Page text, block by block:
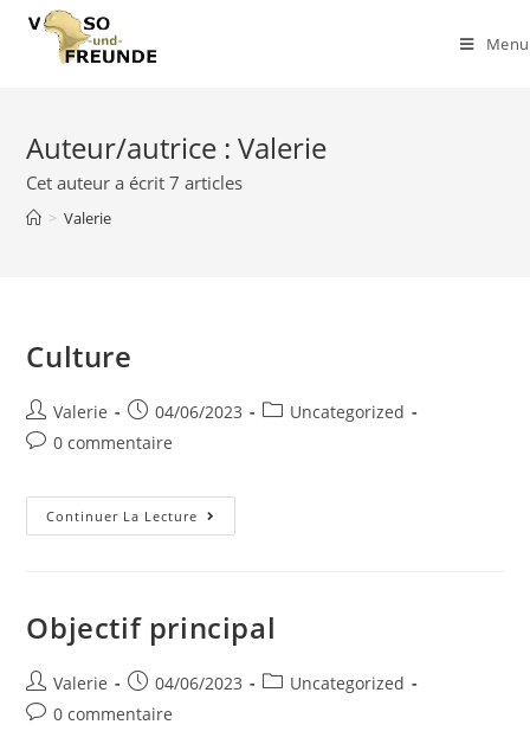
Skip
Menu
Auteur/autrice :Valerie
Cet auteur a écrit 7 articles
> Valerie
Culture
Auteur/autrice
de
Valerie
Post
published:
04/06/2023
PostUncategorized
Post0 commentaire
Continuer La Lecture Culture
Objectif principal
Auteur/autrice
de
Valerie
Post
published:
04/06/2023
PostUncategorized
Post0 commentaire